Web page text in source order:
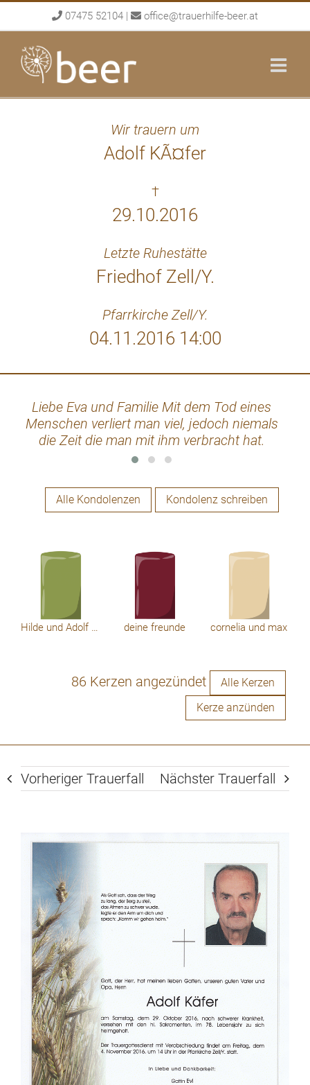
to
content
07475 52104 | office@trauerhilfe-beer.at
Wir trauern um
Adolf KÃ¤fer
†
29.10.2016
Letzte Ruhestätte
Friedhof Zell/Y.
Pfarrkirche Zell/Y.
04.11.2016 14:00
Liebe Eva und Familie Mit dem Tod eines
Menschen verliert man viel, jedoch niemals
die Zeit die man mit ihm verbracht hat.
Alle Kondolenzen Kondolenz schreiben
Hilde und Adolf B.B deine freunde cornelia und max
86 Kerzen angezündet
Alle Kerzen
Kerze anzünden
Vorheriger Trauerfall Nächster Trauerfall